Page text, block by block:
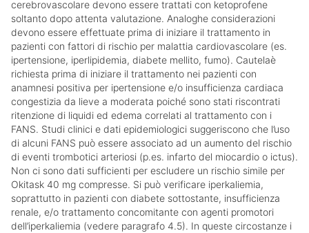
cerebrovascolare devono essere trattati con ketoprofene
soltanto dopo attenta valutazione. Analoghe considerazioni
devono essere effettuate prima di iniziare il trattamento in
pazienti con fattori di rischio per malattia cardiovascolare (es.
ipertensione, iperlipidemia, diabete mellito, fumo). Cautelaè
richiesta prima di iniziare il trattamento nei pazienti con
anamnesi positiva per ipertensione e/o insufficienza cardiaca
congestizia da lieve a moderata poiché sono stati riscontrati
ritenzione di liquidi ed edema correlati al trattamento con i
FANS. Studi clinici e dati epidemiologici suggeriscono che l’uso
di alcuni FANS può essere associato ad un aumento del rischio
di eventi trombotici arteriosi (p.es. infarto del miocardio o ictus).
Non ci sono dati sufficienti per escludere un rischio simile per
Okitask 40 mg compresse. Si può verificare iperkaliemia,
soprattutto in pazienti con diabete sottostante, insufficienza
renale, e/o trattamento concomitante con agenti promotori
dell’iperkaliemia (vedere paragrafo 4.5). In queste circostanze i